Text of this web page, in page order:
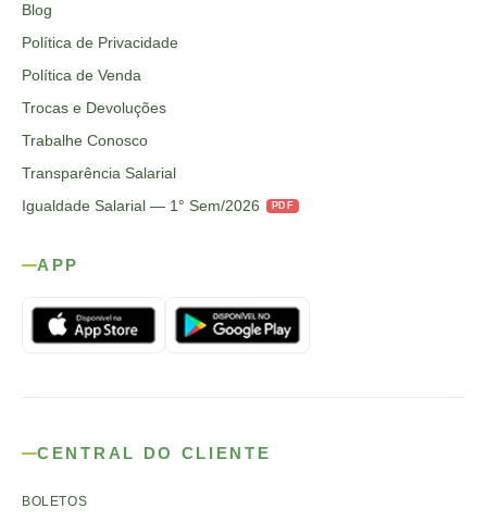
Blog
Política de Privacidade
Política de Venda
Trocas e Devoluções
Trabalhe Conosco
Transparência Salarial
Igualdade Salarial — 1° Sem/2026
PDF
APP
CENTRAL DO CLIENTE
BOLETOS